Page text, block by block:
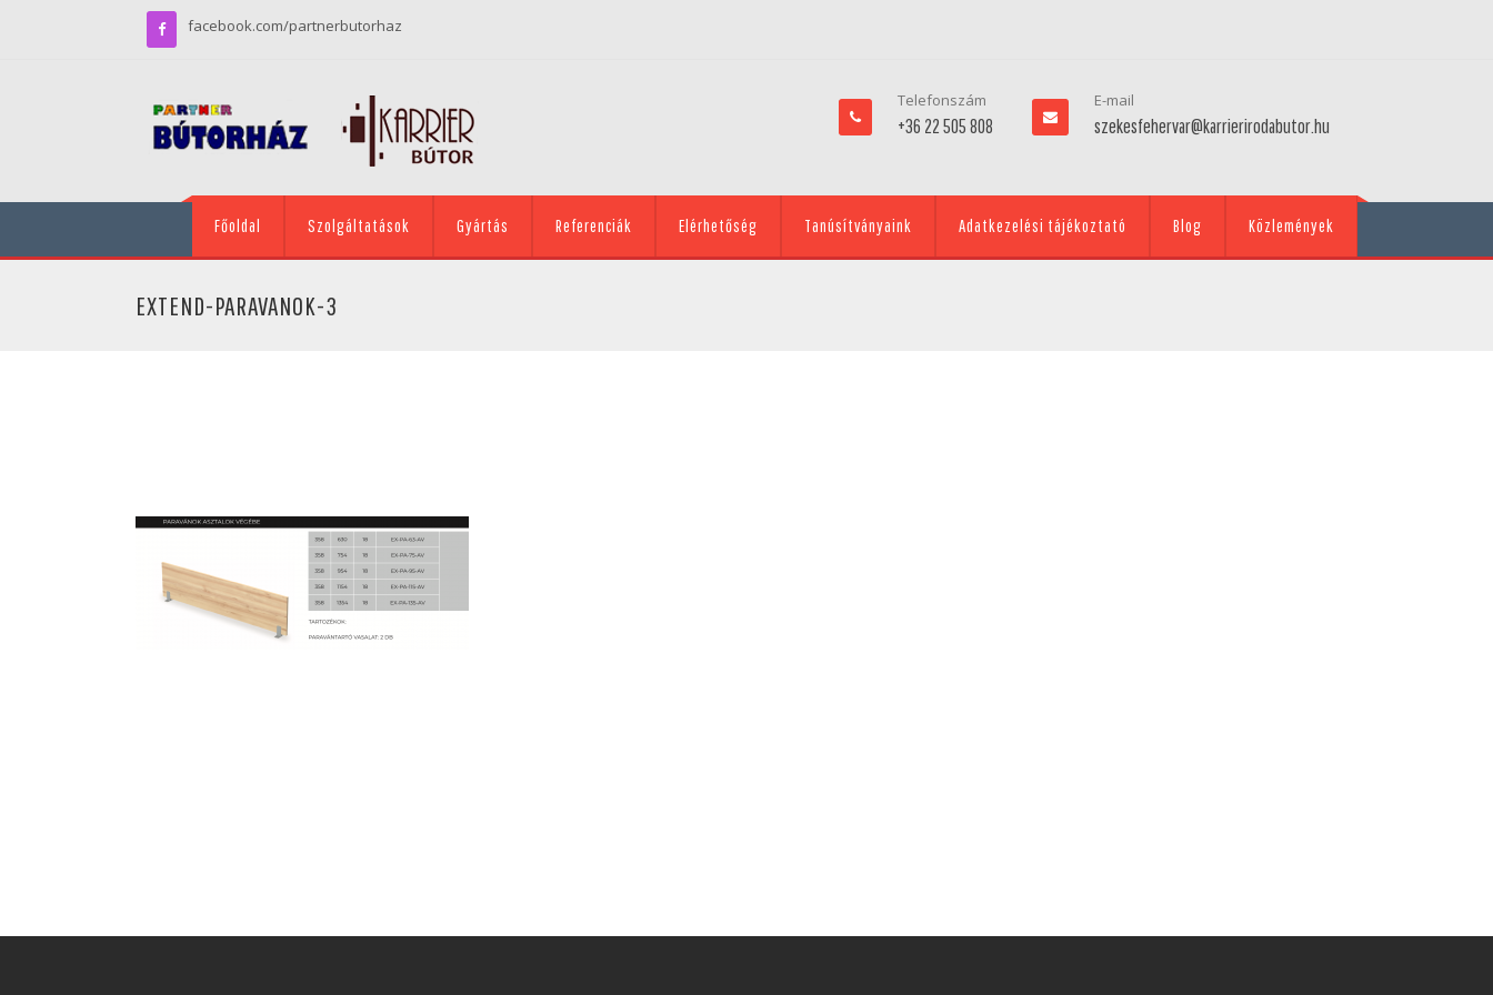
facebook.com/partnerbutorhaz
Telefonszám
+36 22 505 808
E-mail
szekesfehervar@karrierirodabutor.hu
Főoldal Szolgáltatások Gyártás Referenciák Elérhetőség Tanúsítványaink Adatkezelési tájékoztató Blog Közlemények
EXTEND-PARAVANOK-3